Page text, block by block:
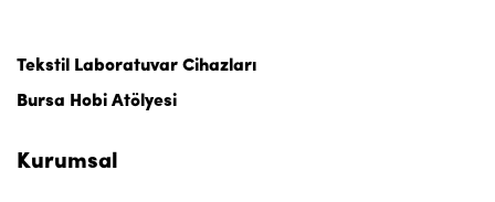
Tekstil Laboratuvar Cihazları
Bursa Hobi Atölyesi
Kurumsal